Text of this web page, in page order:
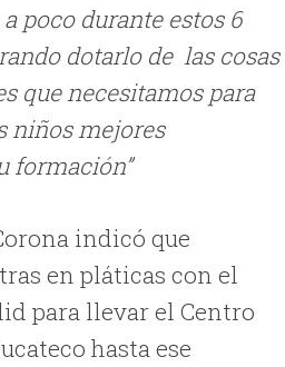
poco durante estos 6
dotarlo de las cosas
que necesitamos para
niños mejores
formación”
indicó que
en pláticas con el
para llevar el Centro
hasta ese